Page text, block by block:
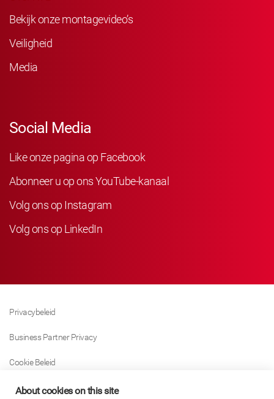
Bekijk onze montagevideo’s
Veiligheid
Media
Social Media
Like onze pagina op Facebook
Abonneer u op ons YouTube-kanaal
Volg ons op Instagram
Volg ons op LinkedIn
Privacybeleid
Business Partner Privacy
Cookie Beleid
Modern Slavery Act Policy
About cookies on this site